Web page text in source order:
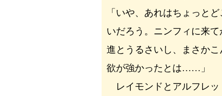
「いや、あれはちょっと
いだろう。ニンフィに来
進とうるさいし、まさか
欲が強かったとは……」
レイモンドとアルフレッ